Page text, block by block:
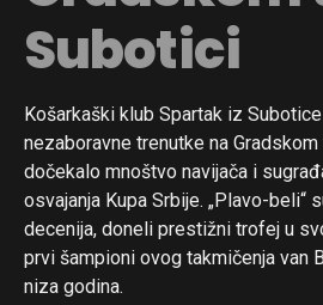
Subotici
Košarkaški klub Spartak iz
nezaboravne trenutke na
dočekalo mnoštvo navijača i
osvajanja Kupa Srbije. „Plavo-beli“
decenija, doneli prestižni trofej u
prvi šampioni ovog takmičenja van
niza godina.